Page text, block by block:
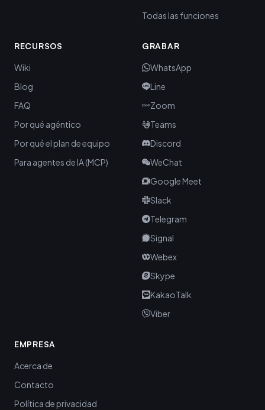
Todas las funciones
RECURSOS
Wiki
Blog
FAQ
Por qué agéntico
Por qué el plan de equipo
Para agentes de IA (MCP)
GRABAR
WhatsApp
Line
Zoom
Teams
Discord
WeChat
Google Meet
Slack
Telegram
Signal
Webex
Skype
KakaoTalk
Viber
EMPRESA
Acerca de
Contacto
Política de privacidad